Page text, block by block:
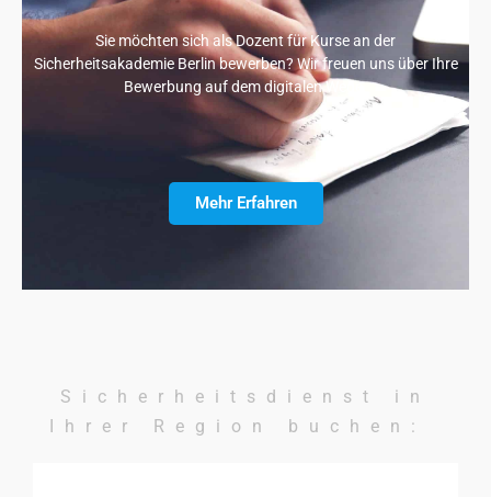
Sie möchten sich als Dozent für Kurse an der
Sicherheitsakademie Berlin bewerben? Wir freuen uns über Ihre
Bewerbung auf dem digitalen Wege.
Mehr Erfahren
Sicherheitsdienst in
Ihrer Region buchen: